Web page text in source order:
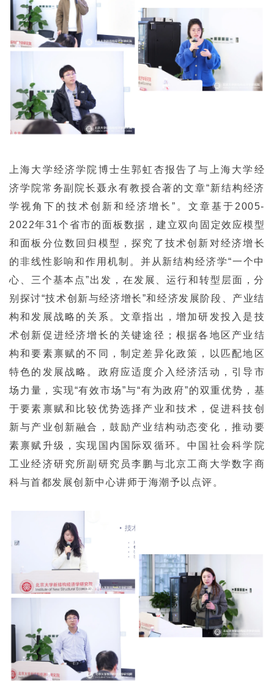
上海大学经济学院博士生郭虹杏报告了与上海大学经
济学院常务副院长聂永有教授合著的文章“新结构经济
学视角下的技术创新和经济增长”。文章基于2005-
2022年31个省市的面板数据，建立双向固定效应模型
和面板分位数回归模型，探究了技术创新对经济增长
的非线性影响和作用机制。并从新结构经济学“一个中
心、三个基本点”出发，在发展、运行和转型层面，分
别探讨“技术创新与经济增长”和经济发展阶段、产业结
构和发展战略的关系。文章指出，增加研发投入是技
术创新促进经济增长的关键途径；根据各地区产业结
构和要素禀赋的不同，制定差异化政策，以匹配地区
特色的发展战略。政府应适度介入经济活动，引导市
场力量，实现“有效市场”与“有为政府”的双重优势，基
于要素禀赋和比较优势选择产业和技术，促进科技创
新与产业创新融合，鼓励产业结构动态变化，推动要
素禀赋升级，实现国内国际双循环。中国社会科学院
工业经济研究所副研究员李鹏与北京工商大学数字商
科与首都发展创新中心讲师于海潮予以点评。